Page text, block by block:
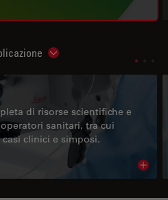
Show subnavigation
di risorse scientifiche e
sanitari, tra cui
clinici e simposi.